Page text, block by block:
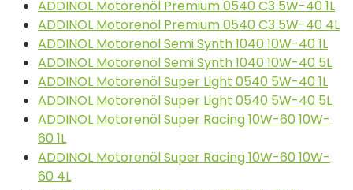
ADDINOL Motorenöl Premium 0540 C3 5W-40 1L
ADDINOL Motorenöl Premium 0540 C3 5W-40 4L
ADDINOL Motorenöl Semi Synth 1040 10W-40 1L
ADDINOL Motorenöl Semi Synth 1040 10W-40 5L
ADDINOL Motorenöl Super Light 0540 5W-40 1L
ADDINOL Motorenöl Super Light 0540 5W-40 5L
ADDINOL Motorenöl Super Racing 10W-60 10W-
60 1L
ADDINOL Motorenöl Super Racing 10W-60 10W-
60 4L